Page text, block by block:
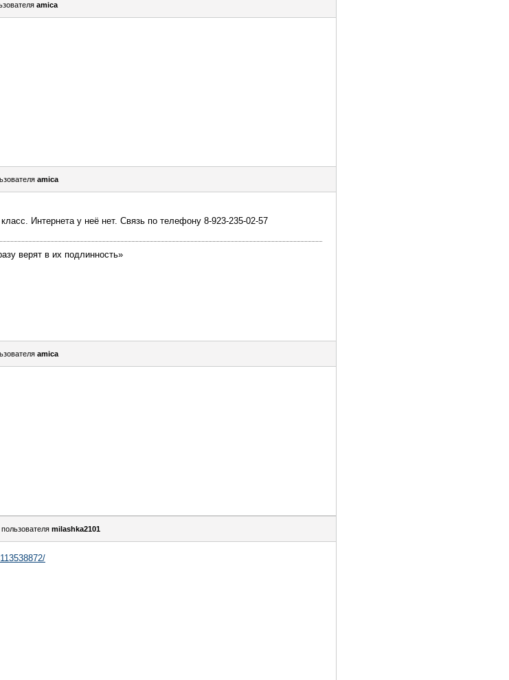
amica
amica
Интернета у неё нет. Связь по телефону 8-923-235-02-57
верят в их подлинность»
amica
пользователя milashka2101